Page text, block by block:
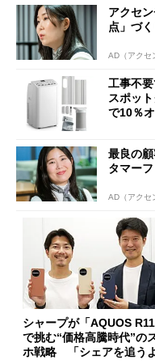
アクセ
点」づ
AD（アクセ
工事不
スポッ
で10％
最良の
タマー
AD（アクセ
シャープが「AQUOS R11
で挑む“価格高騰時代”の
ホ戦略 「シェアを追う